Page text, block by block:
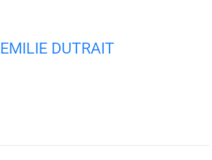
EMILIE DUTRAIT